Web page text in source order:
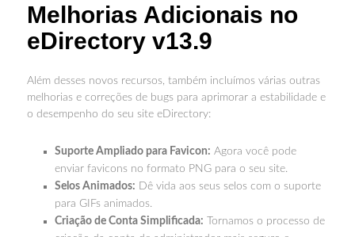
Melhorias Adicionais no
eDirectory v13.9
Além desses novos recursos, também incluímos várias outras
melhorias e correções de bugs para aprimorar a estabilidade e
o desempenho do seu site eDirectory:
Suporte Ampliado para Favicon: Agora você pode
enviar favicons no formato PNG para o seu site.
Selos Animados: Dê vida aos seus selos com o suporte
para GIFs animados.
Criação de Conta Simplificada: Tornamos o processo de